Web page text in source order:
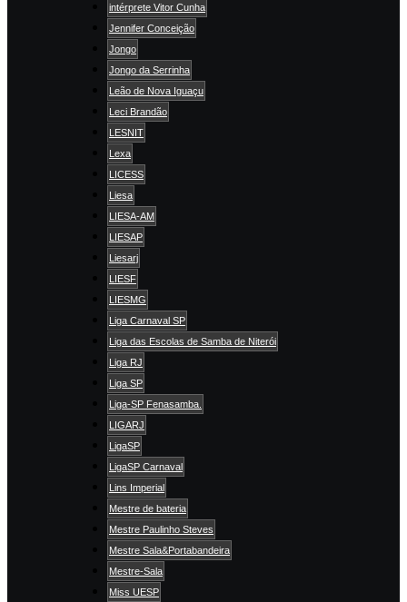
intérprete Vitor Cunha
Jennifer Conceição
Jongo
Jongo da Serrinha
Leão de Nova Iguaçu
Leci Brandão
LESNIT
Lexa
LICESS
Liesa
LIESA-AM
LIESAP
Liesarj
LIESF
LIESMG
Liga Carnaval SP
Liga das Escolas de Samba de Niterói
Liga RJ
Liga SP
Liga-SP Fenasamba.
LIGARJ
LigaSP
LigaSP Carnaval
Lins Imperial
Mestre de bateria
Mestre Paulinho Steves
Mestre Sala&Portabandeira
Mestre-Sala
Miss UESP